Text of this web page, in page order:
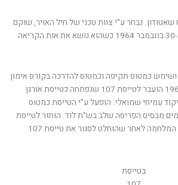
שאטודון. נבחר ע"י צוות טכני של חיל האויר, שוקם
למצב טיסה והוטס ארצה ב-30 בנובמבר 1964 כשהוא נושא את אות הקריאה
113 בחצור ושימש כמטוס תקיפה וכמטוס להדרכה בקורס אימון
מבצעי. ב-24 באוקטובר 1966 הועבר לטייסת 107 שנפתחה כטייסת אורגן
עמיחי שמואלי. הופעל ע"י הטייסת כמטוס
מבסיס הפריסה שלב בש"ת לוד. הוחזר לטייסת
בטייסת